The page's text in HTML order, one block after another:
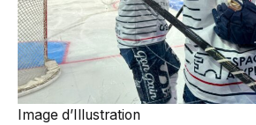
Image d’Illustration